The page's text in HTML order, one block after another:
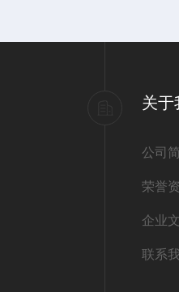
关于
公司
荣誉
企业
联系